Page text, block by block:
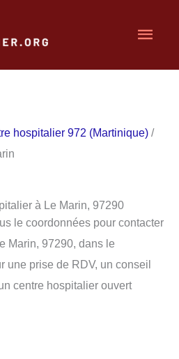
hospitalier 972 (Martinique) /
à Le Marin, 97290
le coordonnées pour contacter
Marin, 97290, dans le
une prise de RDV, un conseil
centre hospitalier ouvert